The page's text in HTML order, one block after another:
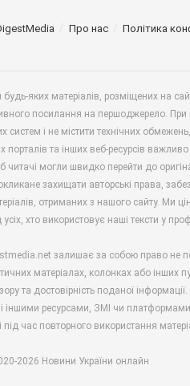
Про нас Політика
яких матеріалів, розміщених на
посилання на першоджерело. При
систем і не містити технічних
порталів та інших веб-ресурсів
читачі могли швидко перейти до
захищати авторські права,
отриманих з нашого сайту. Ми
хто використовує наші тексти у
залишає за собою право не
матеріалах, колонках або інших
та достовірність поданої
іншими ресурсами, ЗМІ чи
під час повторного використання
2026 Новини України онлайн